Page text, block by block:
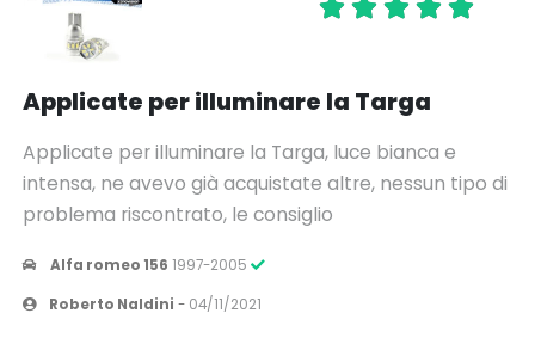
Applicate per illuminare la Targa
Applicate per illuminare la Targa, luce bianca e
intensa, ne avevo già acquistate altre, nessun tipo di
problema riscontrato, le consiglio
Alfa romeo 156 1997-2005
Roberto Naldini - 04/11/2021